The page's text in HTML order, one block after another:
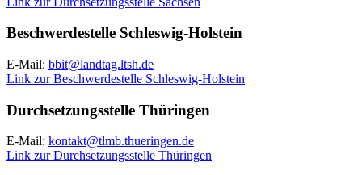
Beschwerdestelle Schleswig-Holstein
E-Mail: bbit@landtag.ltsh.de
Link zur Beschwerdestelle Schleswig-Holstein
Durchsetzungsstelle Thüringen
E-Mail: kontakt@tlmb.thueringen.de
Link zur Durchsetzungsstelle Thüringen